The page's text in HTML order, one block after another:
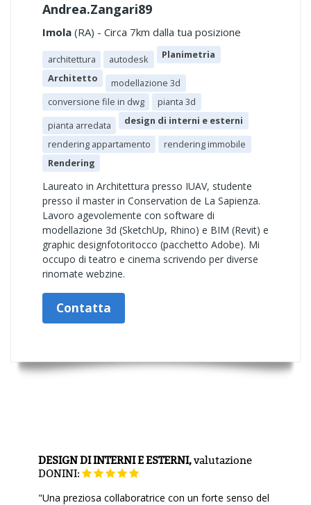
Andrea.Zangari89
Imola (RA) - Circa 7km dalla tua posizione
architettura autodesk
Planimetria
Architetto
modellazione 3d
conversione file in dwg
pianta 3d
pianta arredata
design di interni e esterni
rendering appartamento
rendering immobile
Rendering
Laureato in Architettura presso IUAV, studente
presso il master in Conservation de La Sapienza.
Lavoro agevolemente con software di
modellazione 3d (SketchUp, Rhino) e BIM (Revit) e
graphic designfotoritocco (pacchetto Adobe). Mi
occupo di teatro e cinema scrivendo per diverse
rinomate webzine.
Contatta
DESIGN DI INTERNI E ESTERNI,valutazione
DONINI:
"Una preziosa collaboratrice con un forte senso del